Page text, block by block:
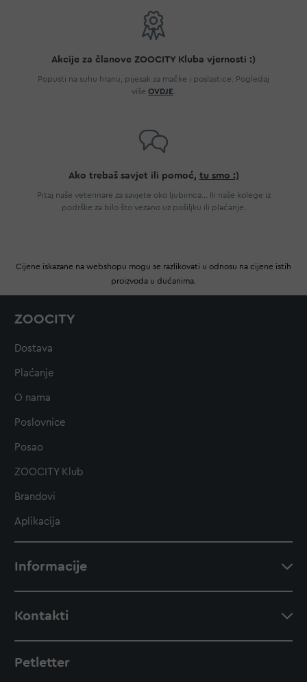
Akcije za članove ZOOCITY Kluba vjernosti :)
Popusti na suhu hranu, pijesak za mačke i poslastice. Pogledaj
više OVDJE
Ako trebaš savjet ili pomoć, tu smo :)
Pitaj naše veterinare za savjete oko ljubimca... Ili naše kolege iz
podrške za bilo što vezano uz pošiljku ili plaćanje.
Cijene iskazane na webshopu mogu se razlikovati u odnosu na cijene istih
proizvoda u dućanima.
ZOOCITY
Dostava
Plaćanje
O nama
Poslovnice
Posao
ZOOCITY Klub
Brandovi
Aplikacija
Informacije
Kontakti
Petletter